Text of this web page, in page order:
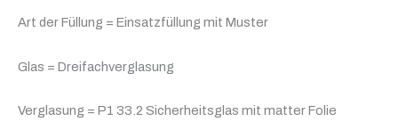
Art der Füllung = Einsatzfüllung mit Muster
Glas = Dreifachverglasung
Verglasung = P1 33.2 Sicherheitsglas mit matter Folie